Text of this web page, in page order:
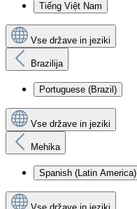
Tiếng Việt Nam
Vse države in jeziki
Brazilija
Portuguese (Brazil)
Vse države in jeziki
Mehika
Spanish (Latin America)